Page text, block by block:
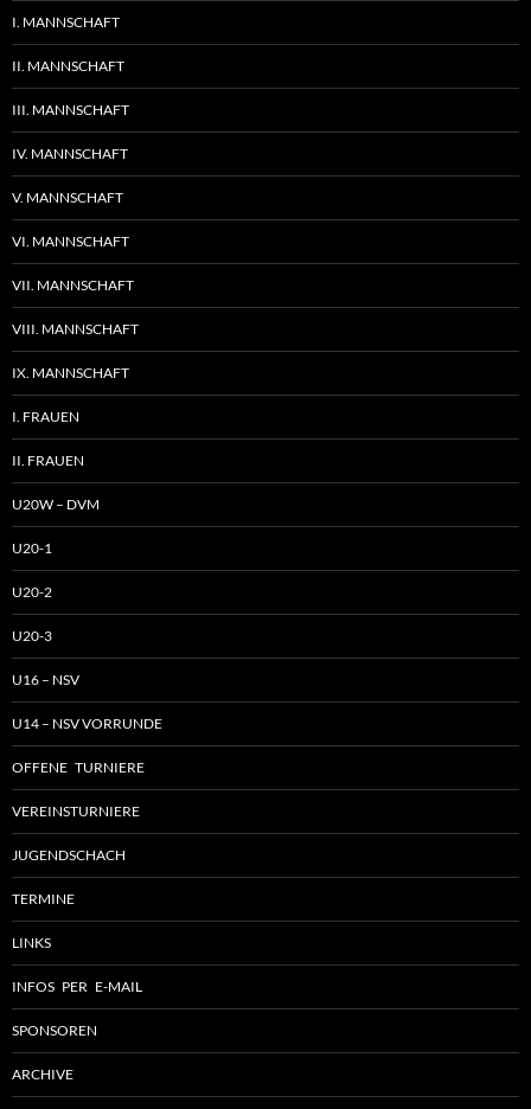
I. MANNSCHAFT
II. MANNSCHAFT
III. MANNSCHAFT
IV. MANNSCHAFT
V. MANNSCHAFT
VI. MANNSCHAFT
VII. MANNSCHAFT
VIII. MANNSCHAFT
IX. MANNSCHAFT
I. FRAUEN
II. FRAUEN
U20W – DVM
U20-1
U20-2
U20-3
U16 – NSV
U14 – NSV VORRUNDE
OFFENE TURNIERE
VEREINSTURNIERE
JUGENDSCHACH
TERMINE
LINKS
INFOS PER E-MAIL
SPONSOREN
ARCHIVE